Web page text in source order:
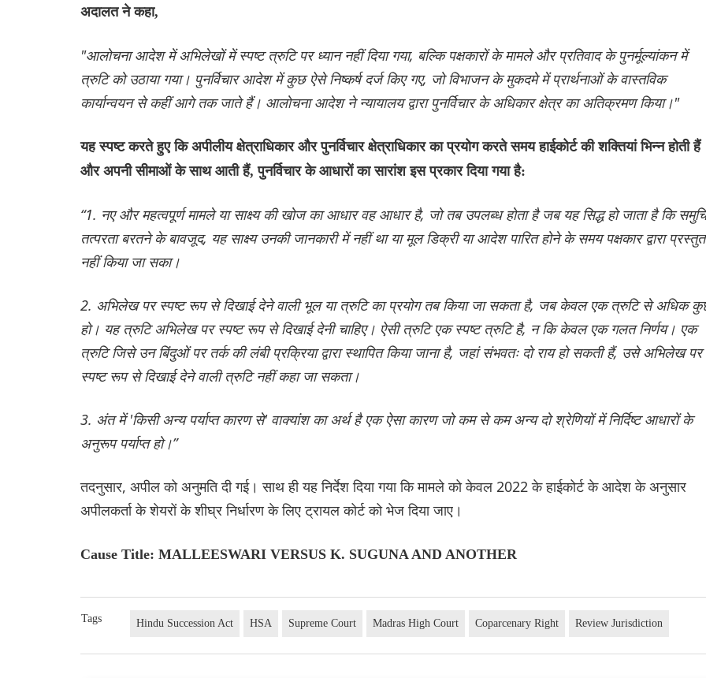
अदालत ने कहा,
"आलोचना आदेश में अभिलेखों में स्पष्ट त्रुटि पर ध्यान नहीं दिया गया, बल्कि पक्षकारों के मामले और प्रतिवाद के पुनर्मूल्यांकन में
त्रुटि को उठाया गया। पुनर्विचार आदेश में कुछ ऐसे निष्कर्ष दर्ज किए गए, जो विभाजन के मुकदमे में प्रार्थनाओं के वास्तविक
कार्यान्वयन से कहीं आगे तक जाते हैं। आलोचना आदेश ने न्यायालय द्वारा पुनर्विचार के अधिकार क्षेत्र का अतिक्रमण किया।"
यह स्पष्ट करते हुए कि अपीलीय क्षेत्राधिकार और पुनर्विचार क्षेत्राधिकार का प्रयोग करते समय हाईकोर्ट की शक्तियां भिन्न होती हैं
और अपनी सीमाओं के साथ आती हैं, पुनर्विचार के आधारों का सारांश इस प्रकार दिया गया है:
“1. नए और महत्वपूर्ण मामले या साक्ष्य की खोज का आधार वह आधार है, जो तब उपलब्ध होता है जब यह सिद्ध हो जाता है कि
तत्परता बरतने के बावजूद, यह साक्ष्य उनकी जानकारी में नहीं था या मूल डिक्री या आदेश पारित होने के समय पक्षकार द्वारा प्रस्तुत
नहीं किया जा सका।
2. अभिलेख पर स्पष्ट रूप से दिखाई देने वाली भूल या त्रुटि का प्रयोग तब किया जा सकता है, जब केवल एक त्रुटि से अधिक
हो। यह त्रुटि अभिलेख पर स्पष्ट रूप से दिखाई देनी चाहिए। ऐसी त्रुटि एक स्पष्ट त्रुटि है, न कि केवल एक गलत निर्णय। एक
त्रुटि जिसे उन बिंदुओं पर तर्क की लंबी प्रक्रिया द्वारा स्थापित किया जाना है, जहां संभवतः दो राय हो सकती हैं, उसे अभिलेख पर
स्पष्ट रूप से दिखाई देने वाली त्रुटि नहीं कहा जा सकता।
3. अंत में 'किसी अन्य पर्याप्त कारण से' वाक्यांश का अर्थ है एक ऐसा कारण जो कम से कम अन्य दो श्रेणियों में निर्दिष्ट आधारों के
अनुरूप पर्याप्त हो।”
तदनुसार, अपील को अनुमति दी गई। साथ ही यह निर्देश दिया गया कि मामले को केवल 2022 के हाईकोर्ट के आदेश के अनुसार
अपीलकर्ता के शेयरों के शीघ्र निर्धारण के लिए ट्रायल कोर्ट को भेज दिया जाए।
Cause Title: MALLEESWARI VERSUS K. SUGUNA AND ANOTHER
Tags Hindu Succession Act HSA Supreme Court Madras High Court Coparcenary Right Review Jurisdiction